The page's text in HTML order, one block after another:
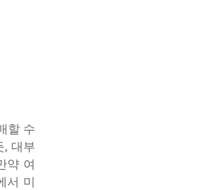
할 수
, 대부
약 여
서 미